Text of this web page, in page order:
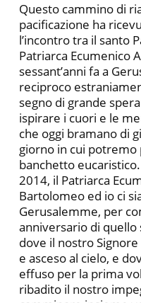
Questo cammino di
pacificazione ha
l’incontro tra il santo
Patriarca Ecumenico
sessant’anni fa a
reciproco
segno di grande
ispirare i cuori e le
che oggi bramano di
giorno in cui
banchetto
2014, il Patriarca
Bartolomeo ed io ci
Gerusalemme, per
anniversario di
dove il nostro
e asceso al cielo, e
effuso per la prima
ribadito il nostro